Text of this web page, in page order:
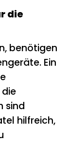
die
benötigen
Ein
die
sind
hilfreich,